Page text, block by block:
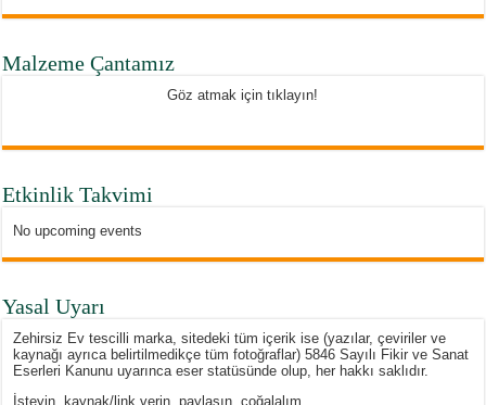
Malzeme Çantamız
Göz atmak için tıklayın!
Etkinlik Takvimi
No upcoming events
Yasal Uyarı
Zehirsiz Ev tescilli marka, sitedeki tüm içerik ise (yazılar, çeviriler ve
kaynağı ayrıca belirtilmedikçe tüm fotoğraflar) 5846 Sayılı Fikir ve Sanat
Eserleri Kanunu uyarınca eser statüsünde olup, her hakkı saklıdır.
İsteyin, kaynak/link verin, paylaşın, çoğalalım…